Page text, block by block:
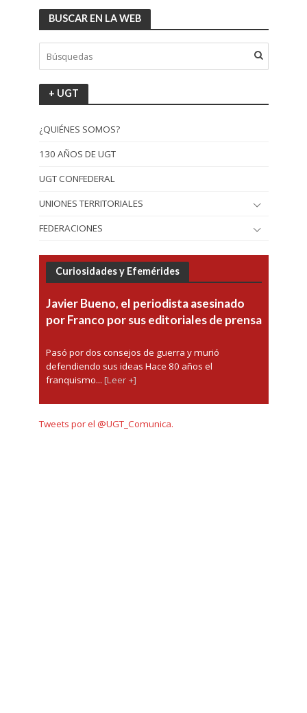
BUSCAR EN LA WEB
+ UGT
¿QUIÉNES SOMOS?
130 AÑOS DE UGT
UGT CONFEDERAL
UNIONES TERRITORIALES
FEDERACIONES
Curiosidades y Efemérides
Javier Bueno, el periodista asesinado
por Franco por sus editoriales de prensa
Pasó por dos consejos de guerra y murió
defendiendo sus ideas Hace 80 años el
franquismo... [Leer +]
Tweets por el @UGT_Comunica.